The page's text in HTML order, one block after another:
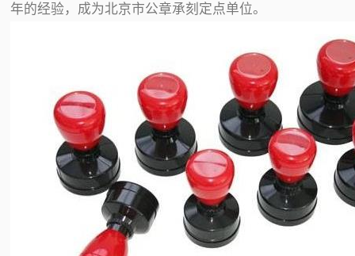
年的经验，成为北京市公章承刻定点单位。